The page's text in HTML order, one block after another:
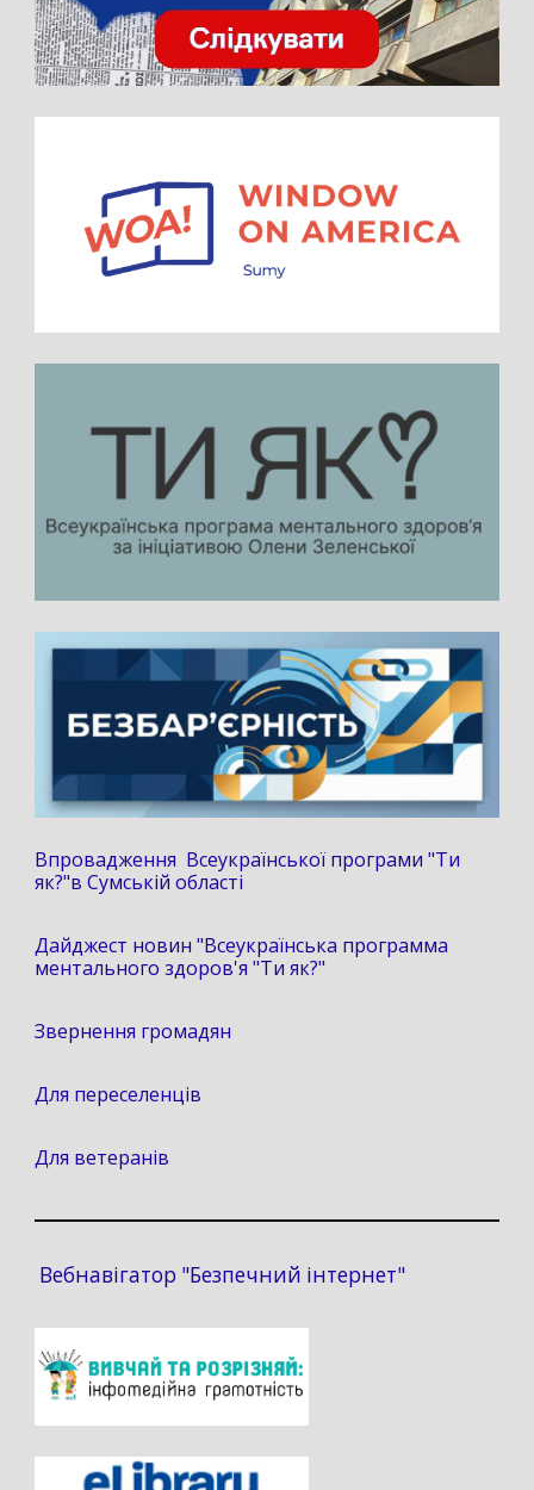
Впровадження Всеукраїнської програми "Ти
як?"в Сумській області
Дайджест новин "Всеукраїнська программа
ментального здоров'я "Ти як?"
Звернення громадян
Для переселенців
Для ветеранів
Вебнавігатор "Безпечний інтернет"